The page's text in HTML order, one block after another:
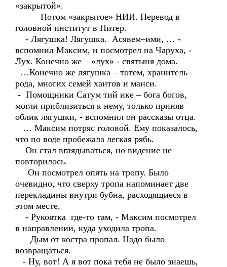
«закрытой».
Потом «закрытое» НИИ. Перевод в
головной институт в Питер.
- Лягушка! Лягушка. Асявем–ими, … -
вспомнил Максим, и посмотрел на Чаруха, -
Лух. Конечно же – «лух» - святыня дома.
…Конечно же лягушка – тотем, хранитель
рода, многих семей хантов и манси.
- Помощники Сатум тий ике – бога богов,
могли приблизиться к нему, только приняв
облик лягушки, - вспомнил он рассказы отца.
… Максим потряс головой. Ему показалось,
что по воде пробежала легкая рябь.
Он стал вглядываться, но видение не
повторилось.
Он посмотрел опять на тропу. Было
очевидно, что сверху тропа напоминает две
перекладины внутри бубна, расходящиеся в
этом месте.
- Рукоятка где-то там, - Максим посмотрел
в направлении, куда уходила тропа.
Дым от костра пропал. Надо было
возвращаться.
- Ну, вот! А я вот пока тебя не было знаешь,